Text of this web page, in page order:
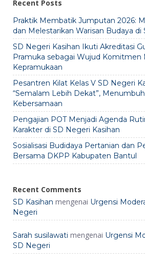
Recent Posts
Praktik Membatik Jumputan 2026:
dan Melestarikan Warisan Budaya di
SD Negeri Kasihan Ikuti Akreditasi
Pramuka sebagai Wujud
Kepramukaan
Pesantren Kilat Kelas V SD Negeri
“Semalam Lebih Dekat”,
Kebersamaan
Pengajian POT Menjadi Agenda
Karakter di SD Negeri Kasihan
Sosialisasi Budidaya Pertanian dan
Bersama DKPP Kabupaten Bantul
Recent Comments
SD Kasihan mengenai Urgensi
Negeri
Sarah susilawati mengenai Urgensi
SD Negeri